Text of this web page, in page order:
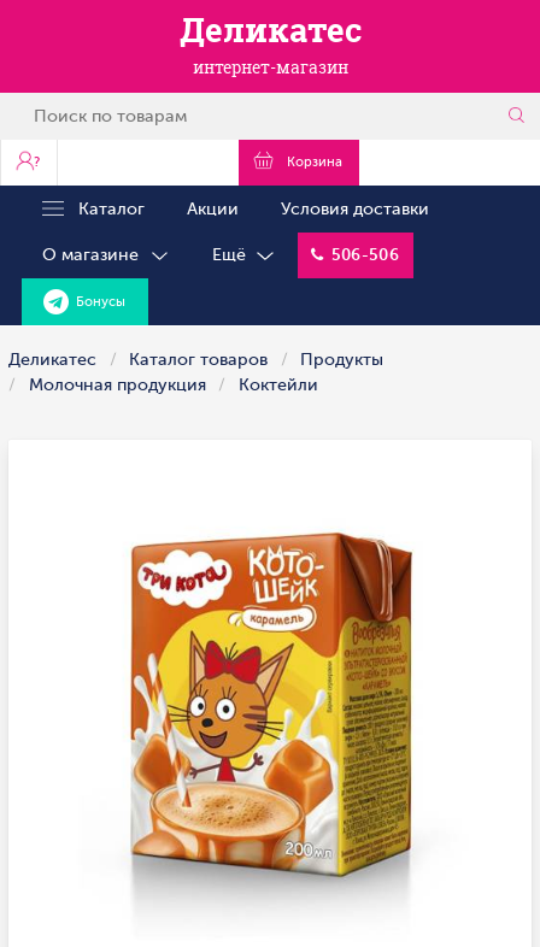
Деликатес
интернет-магазин
? Корзина
Каталог Акции Условия доставки
О магазине Ещё 506-506
Бонусы
Деликатес Каталог товаров
Продукты
Молочная продукция
Коктейли